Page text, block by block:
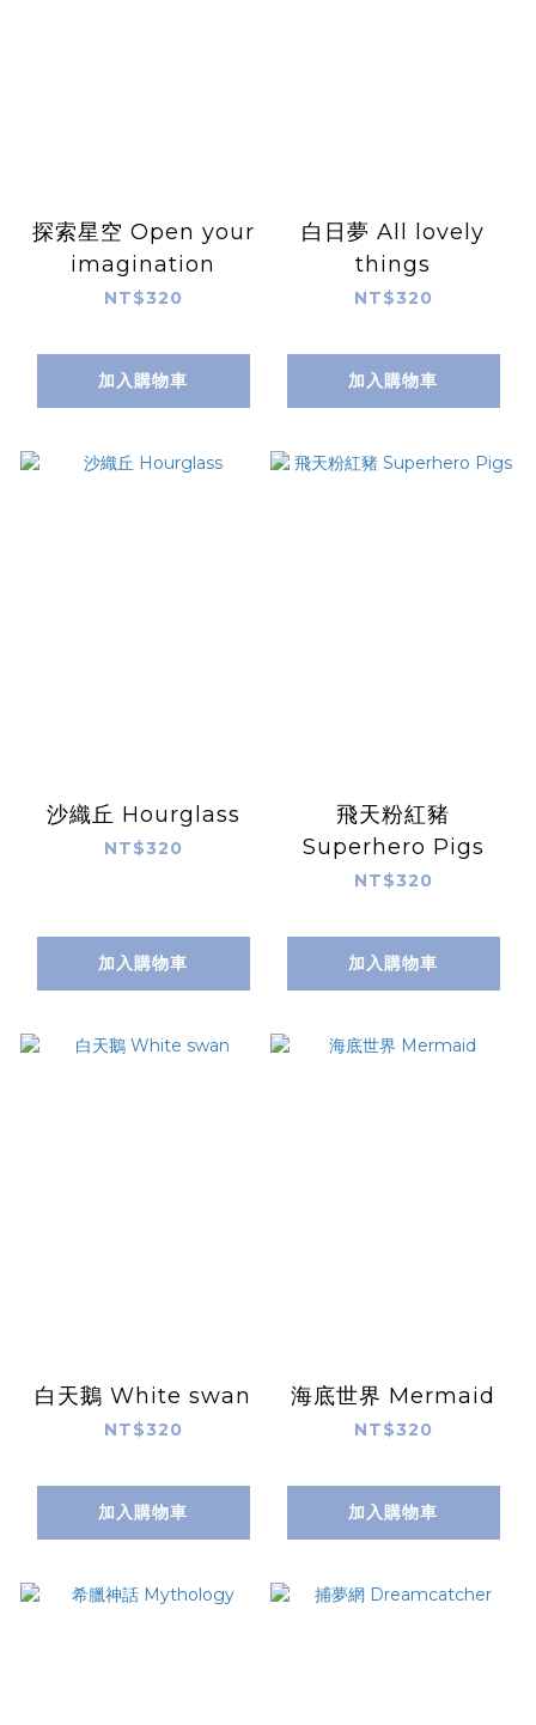
探索星空 Open your
imagination
NT$320
加入購物車
白日夢 All lovely
things
NT$320
加入購物車
沙織丘 Hourglass
NT$320
加入購物車
飛天粉紅豬
Superhero Pigs
NT$320
加入購物車
白天鵝 White swan
NT$320
加入購物車
海底世界 Mermaid
NT$320
加入購物車